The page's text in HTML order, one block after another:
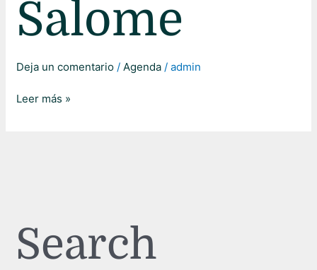
Salome
Deja un comentario /Agenda /admin
Leer más »
Search